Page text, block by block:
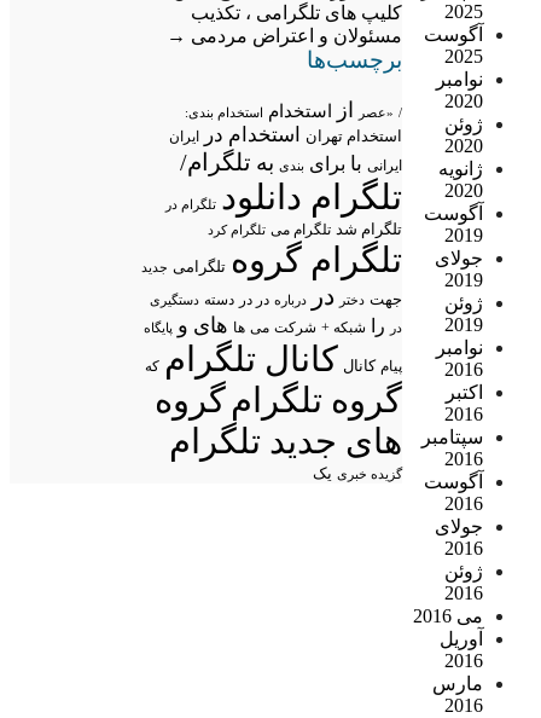
2025
آگوست
2025
نوامبر
2020
ژوئن
2020
ژانویه
2020
آگوست
2019
جولای
2019
ژوئن
2019
نوامبر
2016
اکتبر
2016
سپتامبر
2016
آگوست
2016
جولای
2016
ژوئن
2016
می 2016
آوریل
2016
مارس
2016
کلیپ های تلگرامی ، تکذیب
مسئولان و اعتراض مردمی →
برچسب‌ها
/ «عصر از استخدام استخدام بندی:
استخدام تهران استخدام در ایران
ایرانی با برای بندی به تلگرام/
تلگرام دانلود تلگرام در
تلگرام شد تلگرام می تلگرام کرد
تلگرام گروه تلگرامی جدید
جهت دختر در درباره در در دسته دستگیری
در
را شبکه + شرکت می ها های و پایگاه
پیام کانال کانال تلگرام که
گروه تلگرامگروه
های جدید تلگرام
گزیده خبری یک